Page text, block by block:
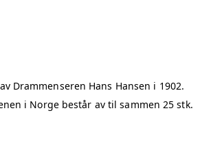
Drammenseren Hans Hansen i 1902.
i Norge består av til sammen 25 stk.